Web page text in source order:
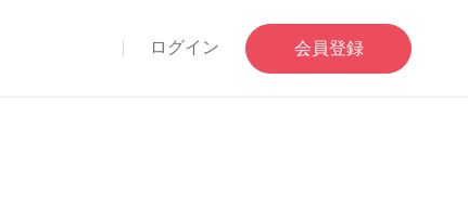
ログイン 会員登録